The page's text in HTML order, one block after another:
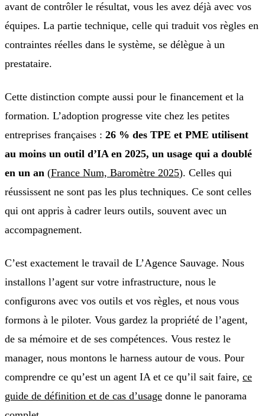
avant de contrôler le résultat, vous les avez déjà avec vos
équipes. La partie technique, celle qui traduit vos règles en
contraintes réelles dans le système, se délègue à un
prestataire.
Cette distinction compte aussi pour le financement et la
formation. L’adoption progresse vite chez les petites
entreprises françaises : 26 % des TPE et PME utilisent
au moins un outil d’IA en 2025, un usage qui a doublé
en un an (France Num, Baromètre 2025). Celles qui
réussissent ne sont pas les plus techniques. Ce sont celles
qui ont appris à cadrer leurs outils, souvent avec un
accompagnement.
C’est exactement le travail de L’Agence Sauvage. Nous
installons l’agent sur votre infrastructure, nous le
configurons avec vos outils et vos règles, et nous vous
formons à le piloter. Vous gardez la propriété de l’agent,
de sa mémoire et de ses compétences. Vous restez le
manager, nous montons le harness autour de vous. Pour
comprendre ce qu’est un agent IA et ce qu’il sait faire, ce
guide de définition et de cas d’usage donne le panorama